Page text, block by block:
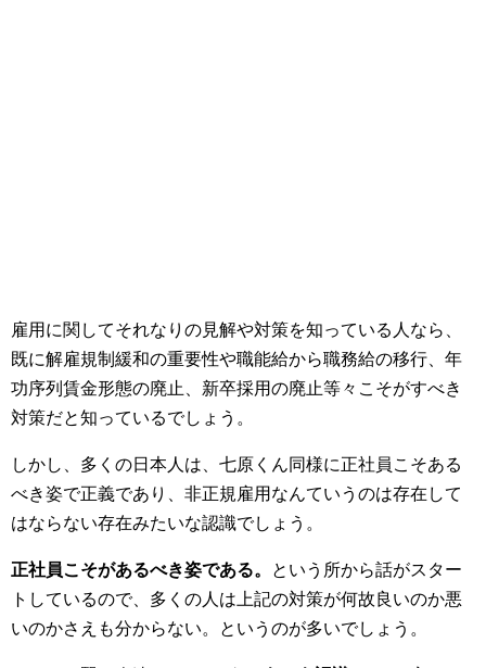
雇用に関してそれなりの見解や対策を知っている人なら、
既に解雇規制緩和の重要性や職能給から職務給の移行、年
功序列賃金形態の廃止、新卒採用の廃止等々こそがすべき
対策だと知っているでしょう。
しかし、多くの日本人は、七原くん同様に正社員こそある
べき姿で正義であり、非正規雇用なんていうのは存在して
はならない存在みたいな認識でしょう。
正社員こそがあるべき姿である。
という所から話がスター
トしているので、多くの人は上記の対策が何故良いのか悪
いのかさえも分からない。というのが多いでしょう。